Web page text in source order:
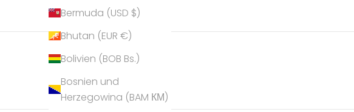
Bermuda (USD $)
Bhutan (EUR €)
Bolivien (BOB Bs.)
Bosnien und
Herzegowina (BAM КМ)